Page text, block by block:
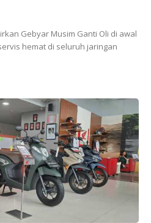
Gebyar Musim Ganti Oli di awal
hemat di seluruh jaringan